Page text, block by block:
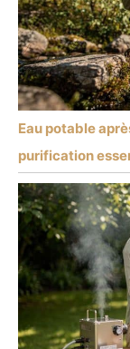
Eau potable
purification